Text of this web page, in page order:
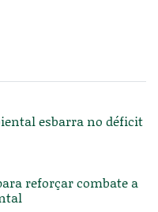
esbarra no déficit
reforçar combate a